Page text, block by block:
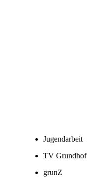
Jugendarbeit
TV Grundhof
grunZ